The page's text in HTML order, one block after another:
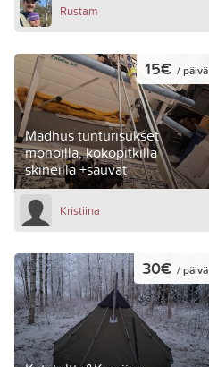
Rustam
Madhus tunturisukset
monoilla, kokopitkillä
skineillä +sauvat
15€ / päivä
Kristiina
30€ / päivä